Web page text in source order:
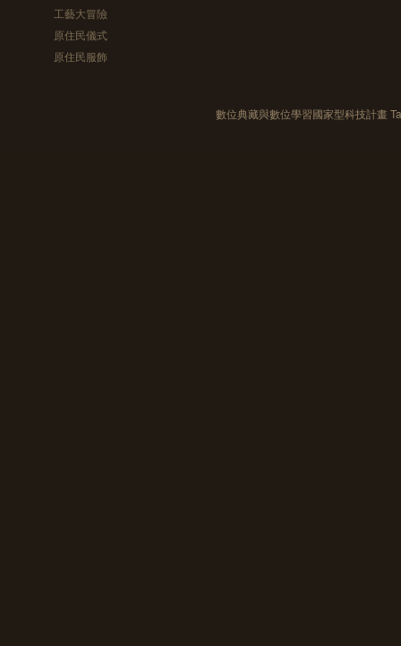
工藝大冒險
原住民儀式
原住民服飾
數位典藏與數位學習國家型科技計畫